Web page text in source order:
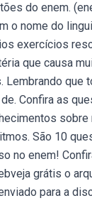
do enem.
o nome do
exercícios
que causa
Lembrando que
Confira as
sobre
São 10
no enem!
grátis o
para a